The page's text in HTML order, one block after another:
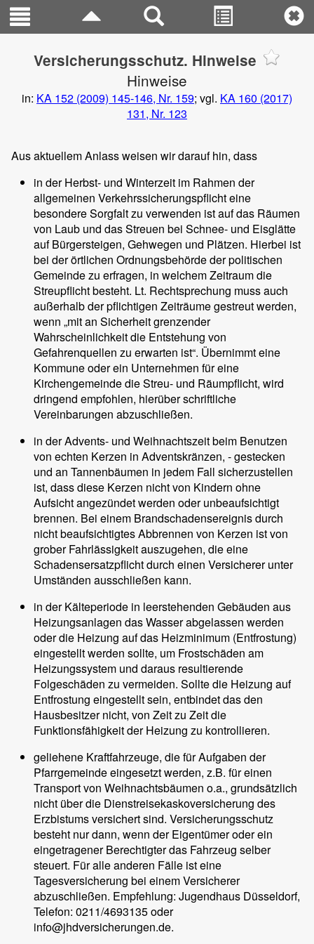
Versicherungsschutz. Hinweise
Hinweise
in: KA 152 (2009) 145-146, Nr. 159; vgl. KA 160 (2017)
131, Nr. 123
Aus aktuellem Anlass weisen wir darauf hin, dass
in der Herbst- und Winterzeit im Rahmen der
allgemeinen Verkehrssicherungspflicht eine
besondere Sorgfalt zu verwenden ist auf das Räumen
von Laub und das Streuen bei Schnee- und Eisglätte
auf Bürgersteigen, Gehwegen und Plätzen. Hierbei ist
bei der örtlichen Ordnungsbehörde der politischen
Gemeinde zu erfragen, in welchem Zeitraum die
Streupflicht besteht. Lt. Rechtsprechung muss auch
außerhalb der pflichtigen Zeiträume gestreut werden,
wenn „mit an Sicherheit grenzender
Wahrscheinlichkeit die Entstehung von
Gefahrenquellen zu erwarten ist“. Übernimmt eine
Kommune oder ein Unternehmen für eine
Kirchengemeinde die Streu- und Räumpflicht, wird
dringend empfohlen, hierüber schriftliche
Vereinbarungen abzuschließen.
in der Advents- und Weihnachtszeit beim Benutzen
von echten Kerzen in Adventskränzen, - gestecken
und an Tannenbäumen in jedem Fall sicherzustellen
ist, dass diese Kerzen nicht von Kindern ohne
Aufsicht angezündet werden oder unbeaufsichtigt
brennen. Bei einem Brandschadensereignis durch
nicht beaufsichtigtes Abbrennen von Kerzen ist von
grober Fahrlässigkeit auszugehen, die eine
Schadensersatzpflicht durch einen Versicherer unter
Umständen ausschließen kann.
in der Kälteperiode in leerstehenden Gebäuden aus
Heizungsanlagen das Wasser abgelassen werden
oder die Heizung auf das Heizminimum (Entfrostung)
eingestellt werden sollte, um Frostschäden am
Heizungssystem und daraus resultierende
Folgeschäden zu vermeiden. Sollte die Heizung auf
Entfrostung eingestellt sein, entbindet das den
Hausbesitzer nicht, von Zeit zu Zeit die
Funktionsfähigkeit der Heizung zu kontrollieren.
geliehene Kraftfahrzeuge, die für Aufgaben der
Pfarrgemeinde eingesetzt werden, z.B. für einen
Transport von Weihnachtsbäumen o.a., grundsätzlich
nicht über die Dienstreisekaskoversicherung des
Erzbistums versichert sind. Versicherungsschutz
besteht nur dann, wenn der Eigentümer oder ein
eingetragener Berechtigter das Fahrzeug selber
steuert. Für alle anderen Fälle ist eine
Tagesversicherung bei einem Versicherer
abzuschließen. Empfehlung: Jugendhaus Düsseldorf,
Telefon: 0211/4693135 oder
info@jhdversicherungen.de.